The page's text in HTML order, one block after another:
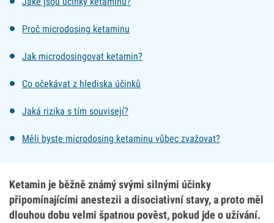
Proč microdosing ketaminu
Jak microdosingovat ketamin?
Co očekávat z hlediska účinků
Jaká rizika s tím souvisejí?
Měli byste microdosing ketaminu vůbec zvažovat?
Ketamin je běžně známý svými silnými účinky
připomínajícími anestezii a disociativní stavy, a proto měl
dlouhou dobu velmi špatnou pověst, pokud jde o užívání.